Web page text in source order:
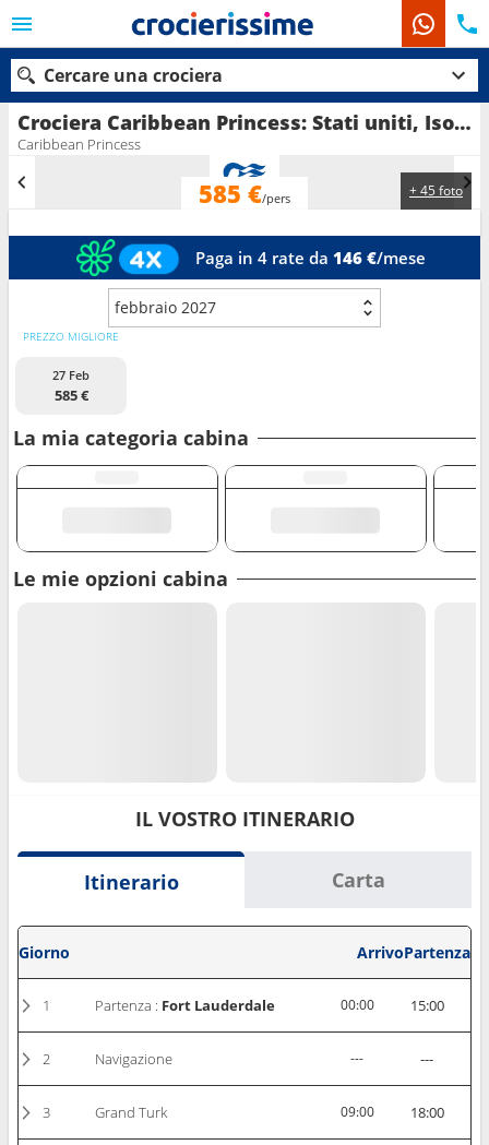
Crociera Caribbean Princess: Stati uniti, Isole Turks e Caicos, Repubblica dominicana, Bahamas in partenza da Fort Lauderdale
Caribbean Princess
+ 45 foto
585 €/pers
Paga in 4 rate da 146 €/mese
febbraio 2027
PREZZO MIGLIORE
27 Feb
585 €
La mia categoria cabina
Le mie opzioni cabina
IL VOSTRO ITINERARIO
Itinerario Carta
Giorno ArrivoPartenza
1 Partenza : Fort Lauderdale 00:00 15:00
2 Navigazione --- ---
3 Grand Turk 09:00 18:00
Cercare una crociera
Le nostre destinazioni
Mesi di partenza
Compagnie